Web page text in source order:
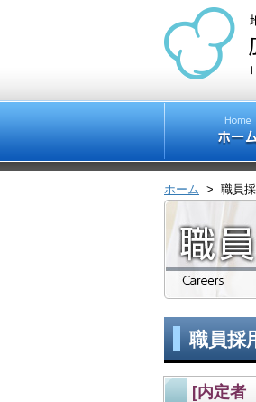
ホーム > 職員
職員採
[内定者